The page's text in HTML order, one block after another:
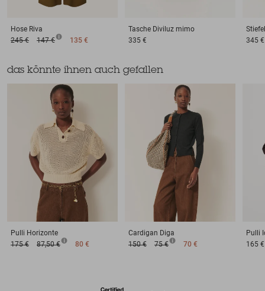
Hose Riva
245 €
147 € 135 €
Tasche Diviluz mimo
335 €
345 €
das könnte ihnen auch gefallen
Pulli Horizonte
175 €
87,50 € 80 €
Cardigan Diga
150 €
75 € 70 €
Pulli
165 €